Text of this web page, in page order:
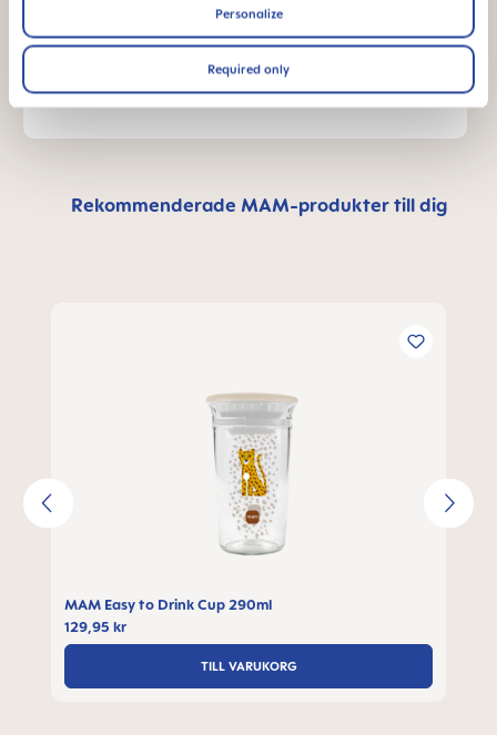
Personalize
Required only
SKRIV MEDDELANDE
Rekommenderade MAM-produkter till dig
MAM Easy to Drink Cup 290ml
129,95 kr
TILL VARUKORG